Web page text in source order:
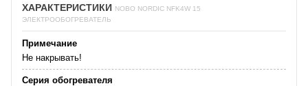
ХАРАКТЕРИСТИКИ NOBO NORDIC NFK4W 15
ЭЛЕКТРООБОГРЕВАТЕЛЬ
Примечание
Не накрывать!
Серия обогревателя